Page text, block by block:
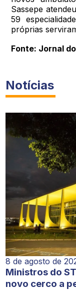
Sassepe
59
próprias
Fonte: Jornal
Notícias
8 de agosto de
Ministros do
novo cerco a